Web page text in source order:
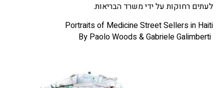
לעתים רחוקות על ידי משרד הבריאות.
Portraits of Medicine Street Sellers in Haiti
By Paolo Woods & Gabriele Galimberti